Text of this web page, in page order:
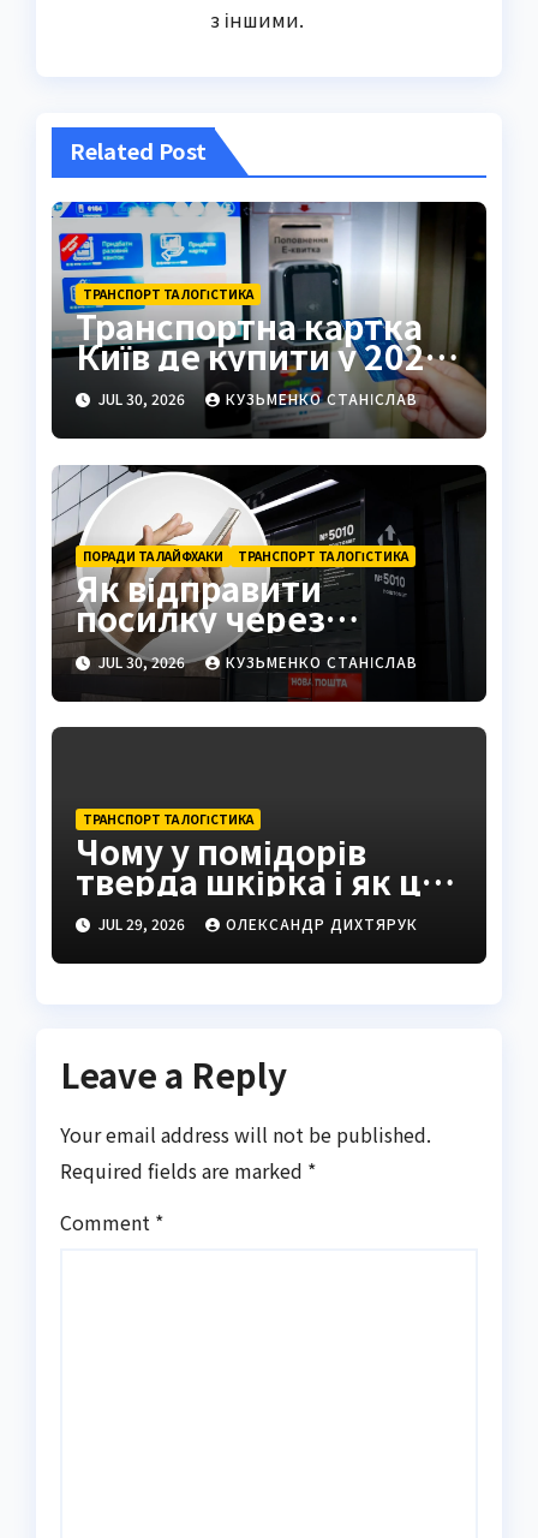
з іншими.
Related Post
ТРАНСПОРТ ТА ЛОГІСТИКА
Транспортна картка
Київ де купити у 2026
році
JUL 30, 2026 КУЗЬМЕНКО СТАНІСЛАВ
ПОРАДИ ТА ЛАЙФХАКИ ТРАНСПОРТ ТА ЛОГІСТИКА
Як відправити
посилку через
поштомат: повна
інструкція 2026
JUL 30, 2026 КУЗЬМЕНКО СТАНІСЛАВ
ТРАНСПОРТ ТА ЛОГІСТИКА
Чому у помідорів
тверда шкірка і як це
виправити
JUL 29, 2026 ОЛЕКСАНДР ДИХТЯРУК
Leave a Reply
Your email address will not be published.
Required fields are marked *
Comment *